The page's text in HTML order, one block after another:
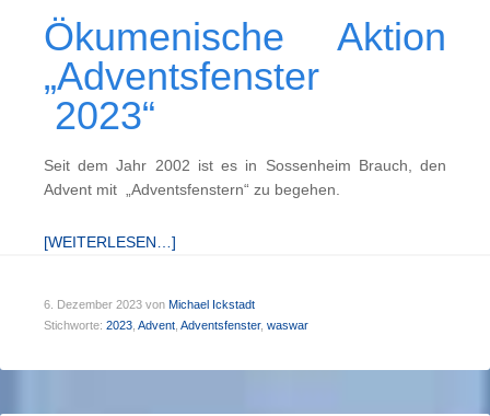
Ökumenische Aktion
„Adventsfenster
2023“
Seit dem Jahr 2002 ist es in Sossenheim Brauch, den
Advent mit „Adventsfenstern“ zu begehen.
[WEITERLESEN…]
6. Dezember 2023 von Michael Ickstadt
Stichworte: 2023 Advent Adventsfenster, waswar